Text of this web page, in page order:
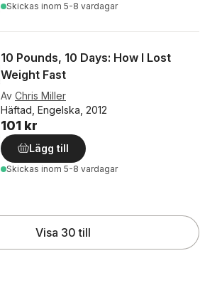
Skickas inom 5-8 vardagar
10 Pounds, 10 Days: How I Lost
Weight Fast
Av Chris Miller
Häftad, Engelska, 2012
101 kr
Lägg till
Skickas inom 5-8 vardagar
Visa 30 till